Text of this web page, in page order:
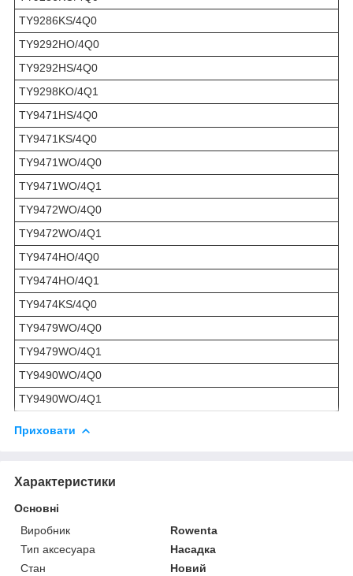
TY9286KS/4Q0
TY9292HO/4Q0
TY9292HS/4Q0
TY9298KO/4Q1
TY9471HS/4Q0
TY9471KS/4Q0
TY9471WO/4Q0
TY9471WO/4Q1
TY9472WO/4Q0
TY9472WO/4Q1
TY9474HO/4Q0
TY9474HO/4Q1
TY9474KS/4Q0
TY9479WO/4Q0
TY9479WO/4Q1
TY9490WO/4Q0
TY9490WO/4Q1
Приховати
Характеристики
Основні
Виробник
Rowenta
Тип аксесуара
Насадка
Стан
Новий